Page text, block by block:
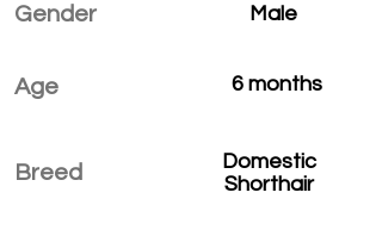
Gender
Age
Breed
Male
6 months
Domestic
Shorthair